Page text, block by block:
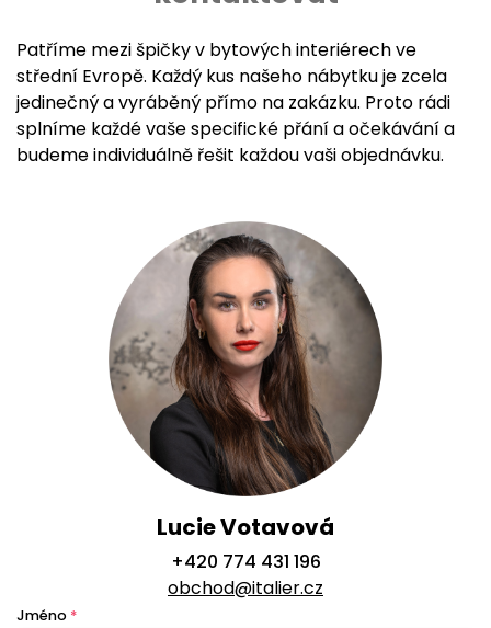
Patříme mezi špičky v bytových interiérech ve
střední Evropě. Každý kus našeho nábytku je zcela
jedinečný a vyráběný přímo na zakázku. Proto rádi
splníme každé vaše specifické přání a očekávání a
budeme individuálně řešit každou vaši objednávku.
Lucie Votavová
+420 774 431 196
obchod@italier.cz
Jméno *